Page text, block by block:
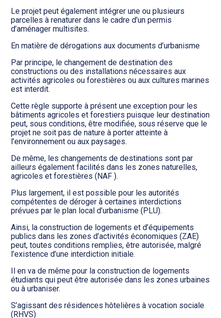
Le projet peut également intégrer une ou plusieurs
parcelles à renaturer dans le cadre d’un permis
d’aménager multisites.
En matière de dérogations aux documents d’urbanisme
Par principe, le changement de destination des
constructions ou des installations nécessaires aux
activités agricoles ou forestières ou aux cultures marines
est interdit.
Cette règle supporte à présent une exception pour les
bâtiments agricoles et forestiers puisque leur destination
peut, sous conditions, être modifiée, sous réserve que le
projet ne soit pas de nature à porter atteinte à
l’environnement ou aux paysages.
De même, les changements de destinations sont par
ailleurs également facilités dans les zones naturelles,
agricoles et forestières (NAF ).
Plus largement, il est possible pour les autorités
compétentes de déroger à certaines interdictions
prévues par le plan local d’urbanisme (PLU).
Ainsi, la construction de logements et d’équipements
publics dans les zones d’activités économiques (ZAE)
peut, toutes conditions remplies, être autorisée, malgré
l’existence d’une interdiction initiale.
Il en va de même pour la construction de logements
étudiants qui peut être autorisée dans les zones urbaines
ou à urbaniser.
S’agissant des résidences hôtelières à vocation sociale
(RHVS)